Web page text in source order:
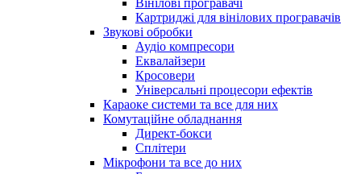
Вінілові програвачі
Картриджі для вінілових програвачів
Звукові обробки
Аудіо компресори
Еквалайзери
Кросовери
Універсальні процесори ефектів
Караоке системи та все для них
Комутаційне обладнання
Директ-бокси
Сплітери
Мікрофони та все до них